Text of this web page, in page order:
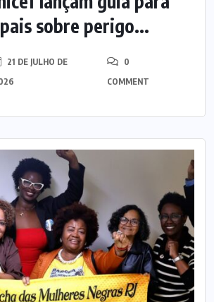
sobre perigo...
21 DE JULHO DE
0
COMMENT